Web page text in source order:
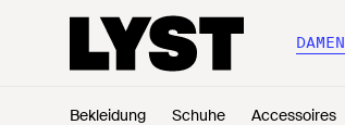
DAMEN
Bekleidung Schuhe Accessoires